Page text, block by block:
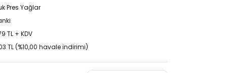
Pres Yağlar
TL + KDV
TL (%10,00 havale indirimi)